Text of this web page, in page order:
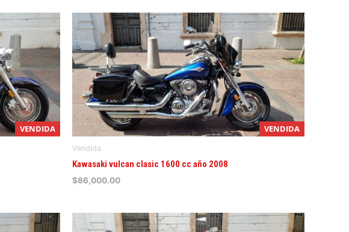
VENDIDA VENDIDA
Vendida
Kawasaki vulcan clasic 1600 cc año 2008
$86,000.00